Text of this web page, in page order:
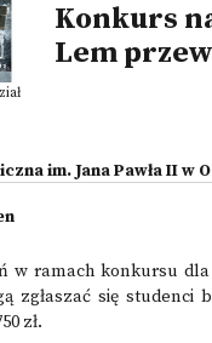
Konkurs
Lem
im. Jana Pawła II w
w ramach konkursu
zgłaszać się
zł.